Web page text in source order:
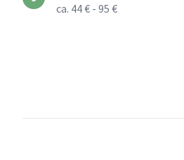
ca. 44 € - 95 €